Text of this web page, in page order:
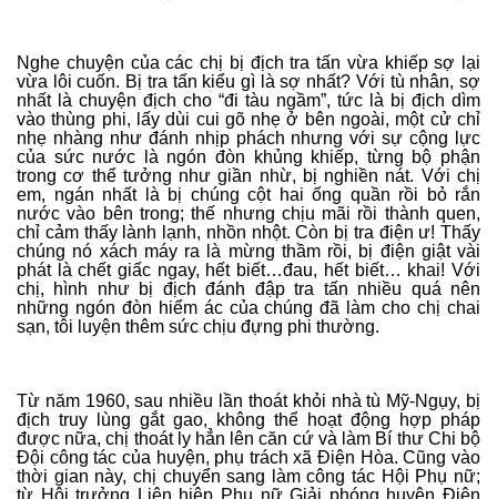
Nghe chuyện của các chị bị địch tra tấn vừa khiếp sợ lại
vừa lôi cuốn. Bị tra tấn kiểu gì là sợ nhất? Với tù nhân, sợ
nhất là chuyện địch cho “đi tàu ngầm”, tức là bị địch dìm
vào thùng phi, lấy dùi cui gõ nhẹ ở bên ngoài, một cử chỉ
nhẹ nhàng như đánh nhịp phách nhưng với sự cộng lực
của sức nước là ngón đòn khủng khiếp, từng bộ phận
trong cơ thể tưởng như giần nhừ, bị nghiền nát. Với chị
em, ngán nhất là bị chúng cột hai ống quần rồi bỏ rắn
nước vào bên trong; thế nhưng chịu mãi rồi thành quen,
chỉ cảm thấy lành lạnh, nhồn nhột. Còn bị tra điện ư! Thấy
chúng nó xách máy ra là mừng thầm rồi, bị điện giật vài
phát là chết giấc ngay, hết biết…đau, hết biết… khai! Với
chị, hình như bị địch đánh đập tra tấn nhiều quá nên
những ngón đòn hiểm ác của chúng đã làm cho chị chai
sạn, tôi luyện thêm sức chịu đựng phi thường.
Từ năm 1960, sau nhiều lần thoát khỏi nhà tù Mỹ-Ngụy, bị
địch truy lùng gắt gao, không thể hoạt động hợp pháp
được nữa, chị thoát ly hẳn lên căn cứ và làm Bí thư Chi bộ
Đội công tác của huyện, phụ trách xã Điện Hòa. Cũng vào
thời gian này, chị chuyển sang làm công tác Hội Phụ nữ;
từ Hội trưởng Liên hiệp Phụ nữ Giải phóng huyện Điện